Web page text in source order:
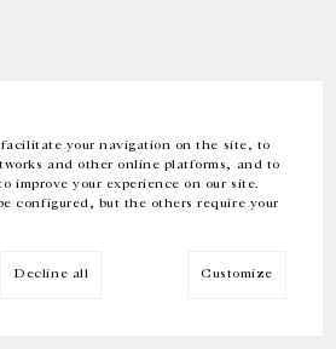
facilitate your navigation on the site, to
and other online platforms, and to
improve your experience on our site.
configured, but the others require your
Decline all Customize
Instagram